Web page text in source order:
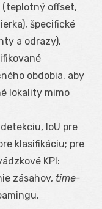
offset,
špecifické
a odrazy).
obdobia, aby
lokality mimo
IoU pre
klasifikáciu; pre
KPI:
zásahov, time-